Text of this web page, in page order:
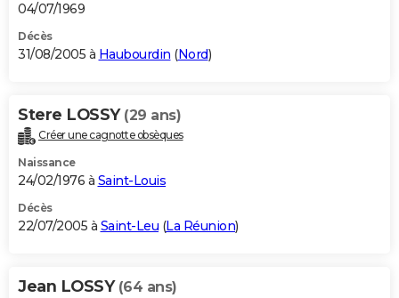
04/07/1969
Décès
31/08/2005 à Haubourdin (Nord)
Stere LOSSY (29 ans)
Créer une cagnotte obsèques
Naissance
24/02/1976 à Saint-Louis
Décès
22/07/2005 à Saint-Leu (La Réunion)
Jean LOSSY (64 ans)